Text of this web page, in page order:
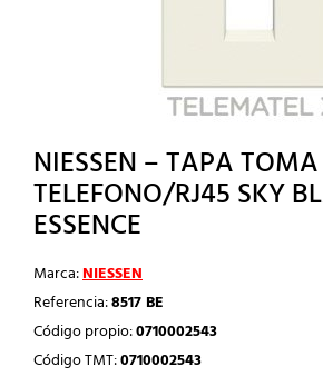
NIESSEN – TAPA TOMA
TELEFONO/RJ45 SKY
ESSENCE
Marca:NIESSEN
Referencia:8517 BE
Código propio:0710002543
Código TMT:0710002543